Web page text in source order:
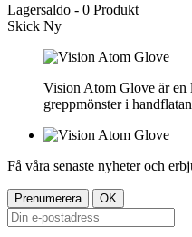
Lagersaldo - 0 Produkt
Skick Ny
Vision Atom Glove är en
greppmönster i
Få våra senaste nyheter och